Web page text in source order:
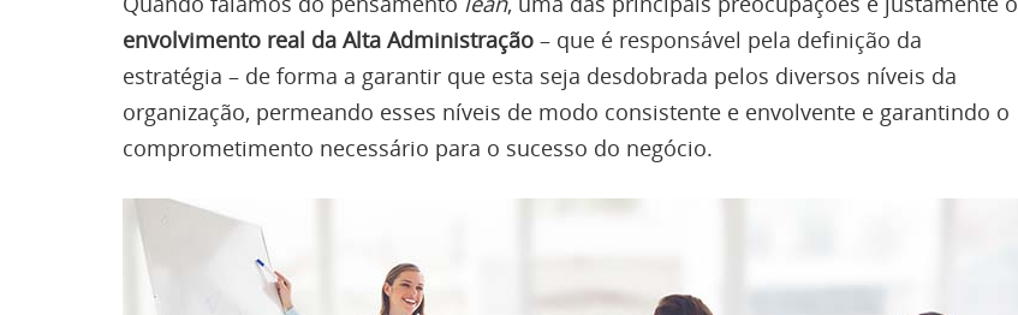
envolvimento real da Alta Administração – que é responsável pela definição da
estratégia – de forma a garantir que esta seja desdobrada pelos diversos níveis da
organização, permeando esses níveis de modo consistente e envolvente e garantindo o
comprometimento necessário para o sucesso do negócio.